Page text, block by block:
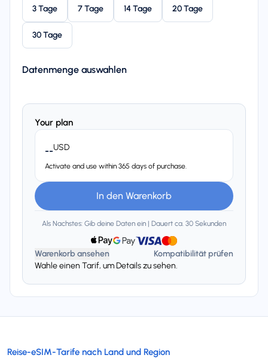
3 Tage 7 Tage 14 Tage 20 Tage
30 Tage
Datenmenge auswahlen
Your plan
--USD
Activate and use within 365 days of purchase.
In den Warenkorb
Als Nachstes: Gib deine Daten ein | Dauert ca. 30 Sekunden
Warenkorb ansehen
Kompatibilität prüfen
Wahle einen Tarif, um Details zu sehen.
Reise-eSIM-Tarife nach Land und Region